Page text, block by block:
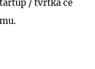
/ tvrtka će